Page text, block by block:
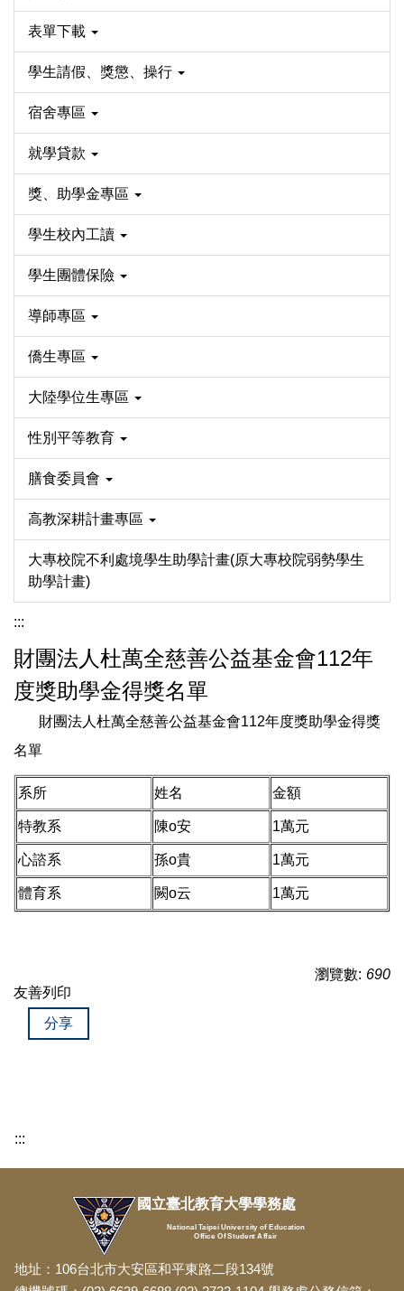
表單下載
學生請假、獎懲、操行
宿舍專區
就學貸款
獎、助學金專區
學生校內工讀
學生團體保險
導師專區
僑生專區
大陸學位生專區
性別平等教育
膳食委員會
高教深耕計畫專區
大專校院不利處境學生助學計畫(原大專校院弱勢學生
助學計畫)
:::
財團法人杜萬全慈善公益基金會112年
度獎助學金得獎名單
財團法人杜萬全慈善公益基金會112年度獎助學金得獎
名單
系所 姓名 金額
特教系 陳o安 1萬元
心諮系 孫o貴 1萬元
體育系 闕o云 1萬元
瀏覽數: 690
友善列印
分享
:::
國立臺北教育大學學務處
National Taipei University of Education
Office Of Student Affair
地址：106台北市大安區和平東路二段134號